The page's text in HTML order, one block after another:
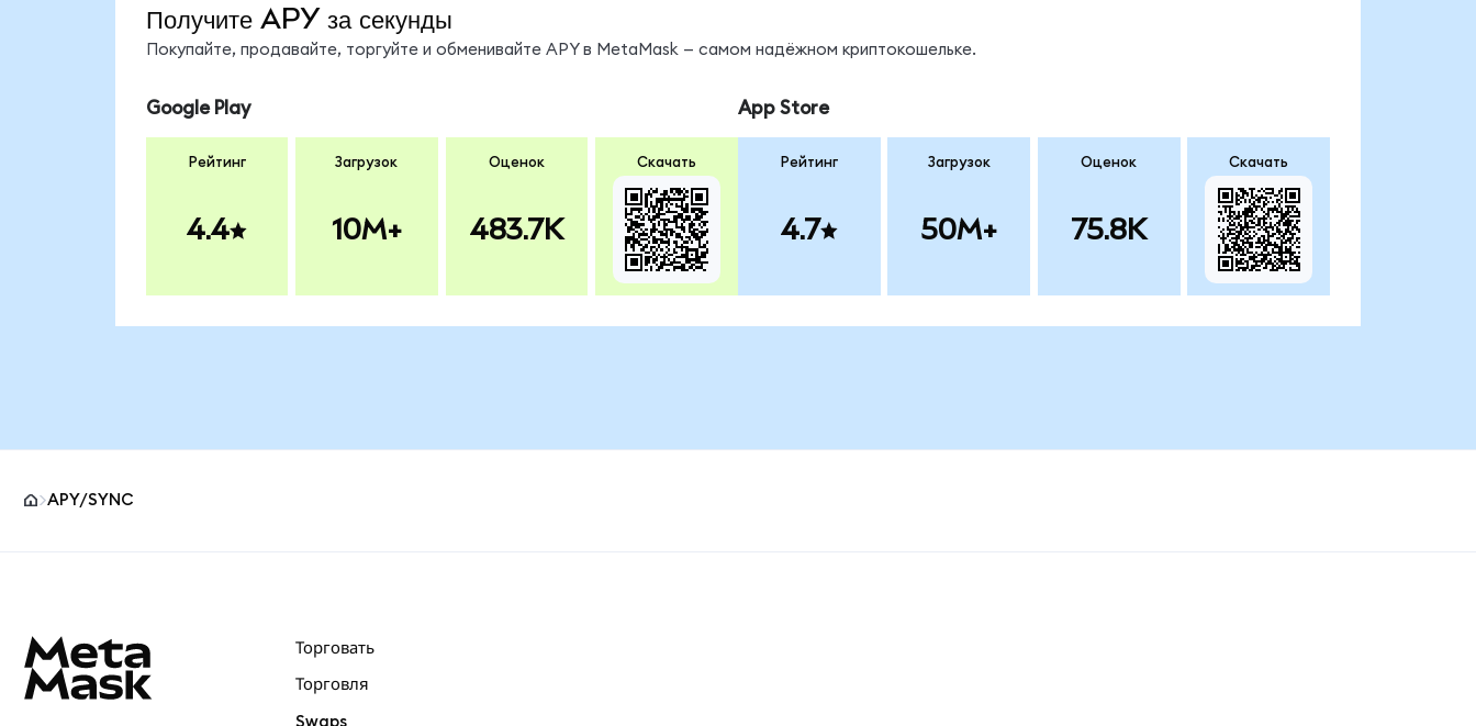
Получите APY за секунды
Покупайте, продавайте, торгуйте и обменивайте APY в MetaMask — самом надёжном криптокошельке.
Google Play
Рейтинг
4.4
Загрузок
10M+
Оценок
483.7K
Скачать
App Store
Рейтинг
4.7
Загрузок
50M+
Оценок
75.8K
Скачать
APY/SYNC
Торговать
Торговля
Swaps